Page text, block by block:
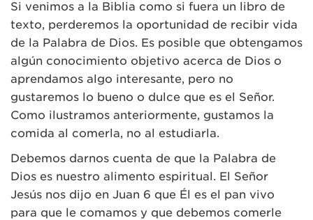
Si venimos a la Biblia como si fuera un libro de
texto, perderemos la oportunidad de recibir vida
de la Palabra de Dios. Es posible que obtengamos
algún conocimiento objetivo acerca de Dios o
aprendamos algo interesante, pero no
gustaremos lo bueno o dulce que es el Señor.
Como ilustramos anteriormente, gustamos la
comida al comerla, no al estudiarla.
Debemos darnos cuenta de que la Palabra de
Dios es nuestro alimento espiritual. El Señor
Jesús nos dijo en Juan 6 que Él es el pan vivo
para que le comamos y que debemos comerle